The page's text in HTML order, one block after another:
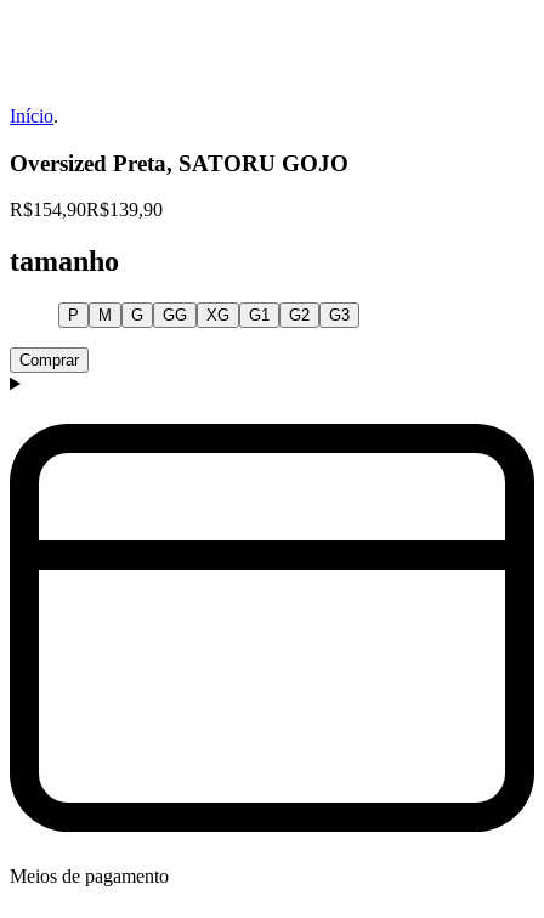
Início.
Oversized Preta, SATORU GOJO
R$154,90R$139,90
tamanho
P M G GG XG G1 G2 G3
Comprar
Meios de pagamento